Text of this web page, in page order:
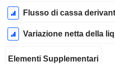
Flusso di cassa
Variazione netta della
Elementi Supplementari